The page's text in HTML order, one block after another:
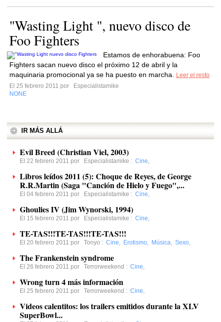
"Wasting Light ", nuevo disco de
Foo Fighters
Estamos de enhorabuena: Foo
Fighters sacan nuevo disco el próximo 12 de abril y la
maquinaria promocional ya se ha puesto en marcha.
Leer el resto
El 25 febrero 2011 por
Especialistamike
NONE
IR MÁS ALLÁ
Evil Breed (Christian Viel, 2003)
El 22 febrero 2011 por Especialistamike : Cine,
Libros leídos 2011 (5): Choque de Reyes, de George
R.R.Martin (Saga "Canción de Hielo y Fuego",...
El 04 febrero 2011 por Especialistamike : Cine,
Ghoulies IV (Jim Wynorski, 1994)
El 15 febrero 2011 por Especialistamike : Cine,
TE-TAS!!!TE-TAS!!!TE-TAS!!!
El 20 febrero 2011 por Tonyo : Cine, Erotismo, Música, Sexo,
The Frankenstein syndrome
El 26 febrero 2011 por Terrorweekend : Cine,
Wrong turn 4 más información
El 25 febrero 2011 por Terrorweekend : Cine,
Videos calentitos: los trailers emitidos durante la XLV
SuperBowl...